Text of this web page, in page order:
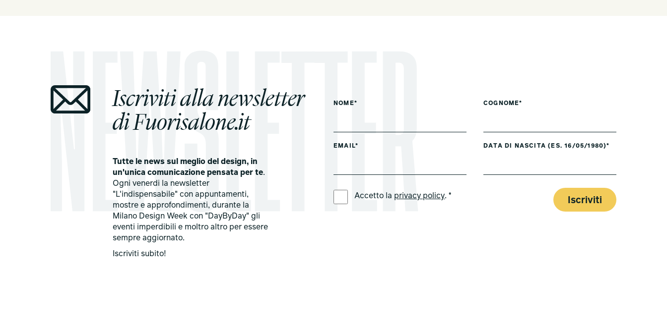
Iscriviti alla newsletter
di Fuorisalone.it
Tutte le news sul meglio del design, in
un'unica comunicazione pensata per te.
Ogni venerdi la newsletter
"L'indispensabile" con appuntamenti,
mostre e approfondimenti, durante la
Milano Design Week con "DayByDay" gli
eventi imperdibili e moltro altro per essere
sempre aggiornato.
Iscriviti subito!
NOME* COGNOME*
EMAIL* DATA DI NASCITA (ES. 16/05/1980)*
Accetto la privacy policy. * Iscriviti